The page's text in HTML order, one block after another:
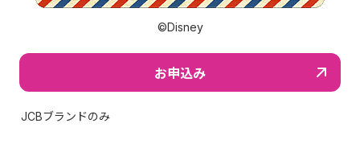
©Disney
お申込み
JCBブランドのみ